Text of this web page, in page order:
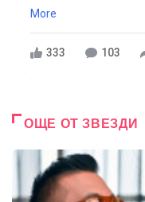
More
333 103
ОЩЕ ОТ ЗВЕЗДИ